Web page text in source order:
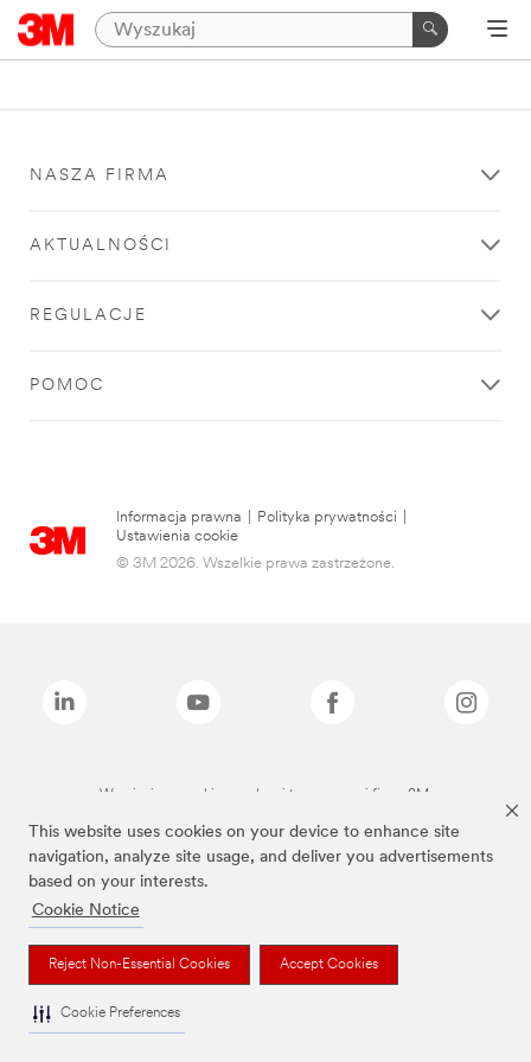
This website uses cookies on your device to enhance site
navigation, analyze site usage, and deliver you advertisements
based on your interests.
Cookie Notice
Reject Non-Essential Cookies Accept Cookies
Cookie Preferences
NASZA FIRMA
AKTUALNOŚCI
REGULACJE
POMOC
Informacja prawna Polityka prywatności
Ustawienia cookie
© 3M 2026. Wszelkie prawa zastrzeżone.
Wymienione marki są znakami towarowymi firmy 3M.